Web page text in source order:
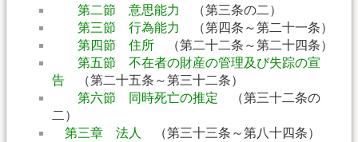
第二節 意思能力
（第三条の二）
第三節 行為能力
（第四条～第二十一条）
第四節 住所 （第二十二条～第二十四条）
第五節 不在者の財産の管理及び失踪の宣
告 （第二十五条～第三十二条）
第六節 同時死亡の推定 （第三十二条の
二）
第三章 法人
（第三十三条～第八十四条）